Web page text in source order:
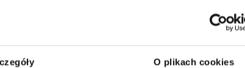
O plikach cookies